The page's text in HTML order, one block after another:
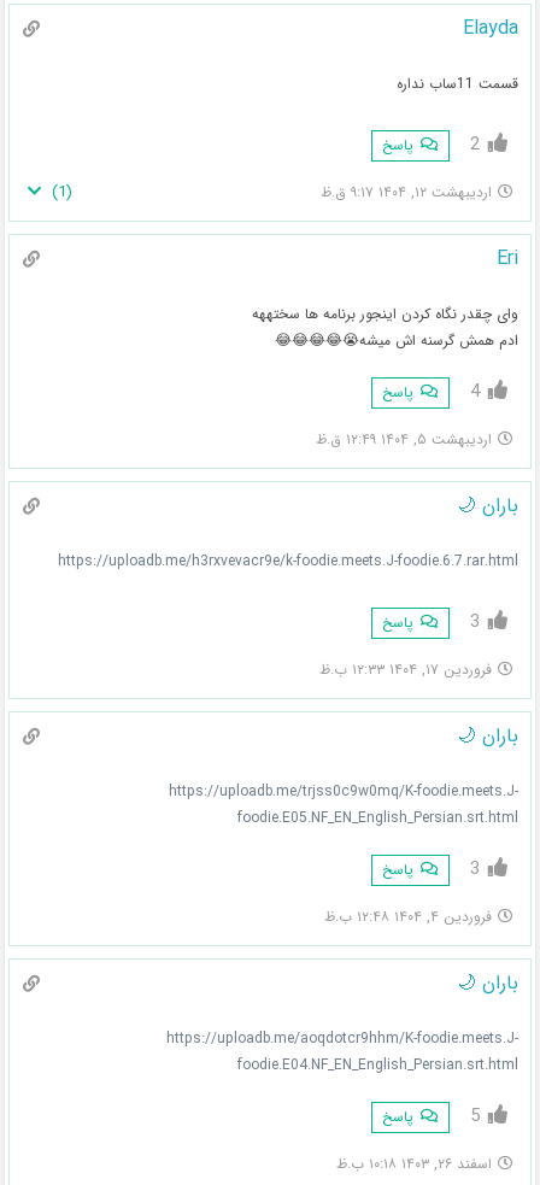
Elayda
قسمت 11ساب نداره
2 پاسخ
اردیبهشت ۱۲, ۱۴۰۴ ۹:۱۷ ق.ظ (
1
)
Eri
وای چقدر نگاه کردن اینجور برنامه ها سختههه
ادم همش گرسنه اش میشه😭😂😂😂😂
4 پاسخ
اردیبهشت ۵, ۱۴۰۴ ۱۲:۴۹ ق.ظ
باران 🌙
https://uploadb.me/h3rxvevacr9e/k-foodie.meets.J-foodie.6.7.rar.html
3 پاسخ
فروردین ۱۷, ۱۴۰۴ ۱۲:۳۳ ب.ظ
باران 🌙
https://uploadb.me/trjss0c9w0mq/K-foodie.meets.J-
foodie.E05.NF_EN_English_Persian.srt.html
3 پاسخ
فروردین ۴, ۱۴۰۴ ۱۲:۴۸ ب.ظ
باران 🌙
https://uploadb.me/aoqdotcr9hhm/K-foodie.meets.J-
foodie.E04.NF_EN_English_Persian.srt.html
5 پاسخ
اسفند ۲۶, ۱۴۰۳ ۱۰:۱۸ ب.ظ